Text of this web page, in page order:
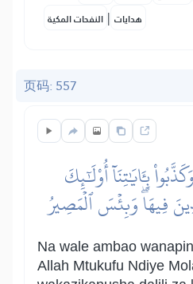
النفحات المكية | هدايات
页码: 557
بِـَٔايَٰتِنَآ أُوْلَٰٓئِكَ
فِيهَاۖ وَبِئۡسَ ٱلۡمَصِيرُ
Na wale ambao
Allah Mtukufu Ndiye